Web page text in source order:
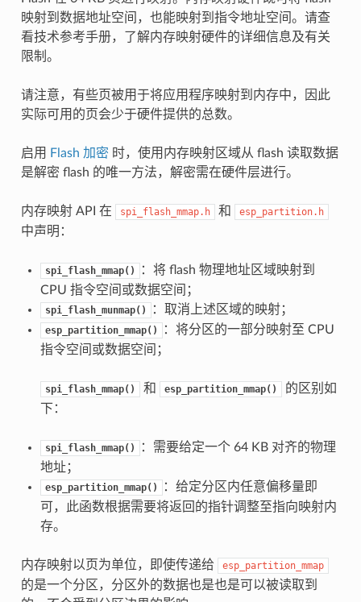
映射到数据地址空间，也能映射到指令地址空间。请查
看技术参考手册，了解内存映射硬件的详细信息及有关
限制。
请注意，有些页被用于将应用程序映射到内存中，因此
实际可用的页会少于硬件提供的总数。
启用 Flash 加密 时，使用内存映射区域从 flash 读取数据
是解密 flash 的唯一方法，解密需在硬件层进行。
内存映射 API 在 spi_flash_mmap.h 和 esp_partition.h
中声明：
spi_flash_mmap()
：将 flash 物理地址区域映射到
CPU 指令空间或数据空间；
spi_flash_munmap() ：取消上述区域的映射；
esp_partition_mmap()
：将分区的一部分映射至 CPU
指令空间或数据空间；
spi_flash_mmap() 和 esp_partition_mmap()
的区别如
下：
spi_flash_mmap()
：需要给定一个 64 KB 对齐的物理
地址；
esp_partition_mmap()
：给定分区内任意偏移量即
可，此函数根据需要将返回的指针调整至指向映射内
存。
内存映射以页为单位，即使传递给 esp_partition_mmap
的是一个分区，分区外的数据也是也是可以被读取到